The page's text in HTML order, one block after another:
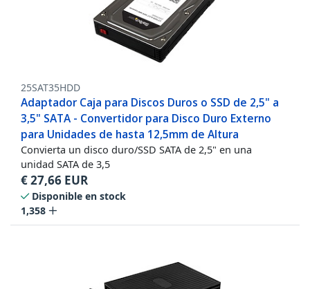
25SAT35HDD
Adaptador Caja para Discos Duros o SSD de 2,5" a
3,5" SATA - Convertidor para Disco Duro Externo
para Unidades de hasta 12,5mm de Altura
Convierta un disco duro/SSD SATA de 2,5" en una
unidad SATA de 3,5
€27,66 EUR
Disponible en stock
1,358